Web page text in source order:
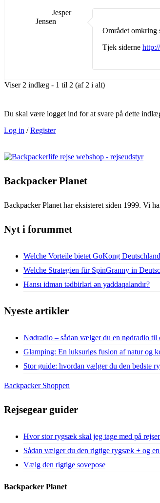
Jesper
Jensen
Området omkring
Tjek siderne
Viser 2 indlæg - 1 til 2 (af 2 i alt)
Du skal være logget ind for at svare på dette
Log in /Register
Backpacker Planet
Backpacker Planet har eksisteret siden 1999. Vi
Nyt i forummet
Welche Vorteile bietet GoKong
Welche Strategien für SpinGranny in
Hansı idman tədbirləri ən yaddaqalandır?
Nyeste artikler
Nødradio – sådan vælger du en nødradio til
Glamping: En luksuriøs fusion af natur og
Stor guide: hvordan vælger du den bedste
Backpacker Shoppen
Rejsegear guider
Hvor stor rygsæk skal jeg tage med på
Sådan vælger du den rigtige rygsæk + og
Vælg den rigtige sovepose
Backpacker Planet